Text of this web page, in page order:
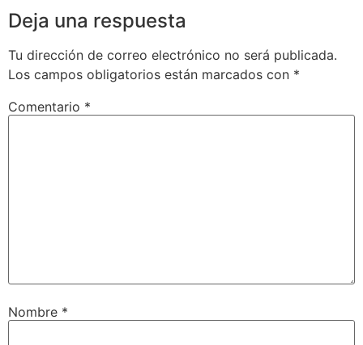
Deja una respuesta
Tu dirección de correo electrónico no será publicada.
Los campos obligatorios están marcados con *
Comentario *
Nombre *